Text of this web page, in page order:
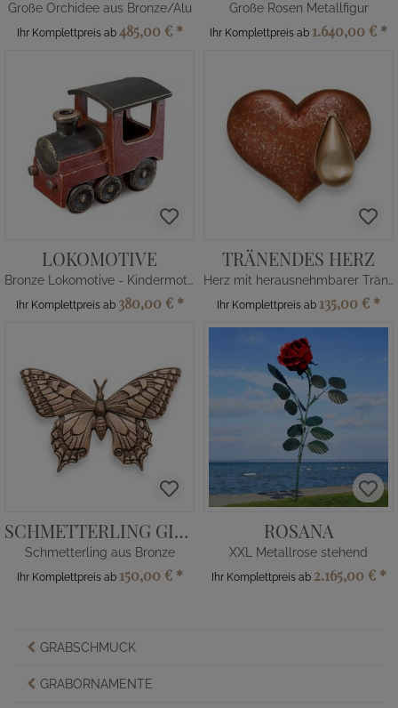
Große Orchidee aus Bronze/Alu
Ihr Komplettpreis ab 485,00 € *
Große Rosen Metallfigur
Ihr Komplettpreis ab 1.640,00 € *
LOKOMOTIVE
Bronze Lokomotive - Kindermotive
Ihr Komplettpreis ab 380,00 € *
TRÄNENDES HERZ
Herz mit herausnehmbarer Träne
Ihr Komplettpreis ab 135,00 € *
SCHMETTERLING GIULIA
Schmetterling aus Bronze
Ihr Komplettpreis ab 150,00 € *
ROSANA
XXL Metallrose stehend
Ihr Komplettpreis ab 2.165,00 € *
GRABSCHMUCK
GRABORNAMENTE